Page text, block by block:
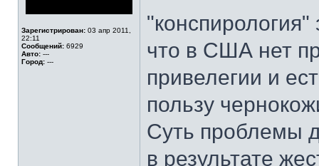
Зарегистрирован: 03 апр 2011,
22:11
Сообщений: 6929
Авто: ---
Город: ---
что в США нет
привелегии и
пользу
Суть проблемы
в результате